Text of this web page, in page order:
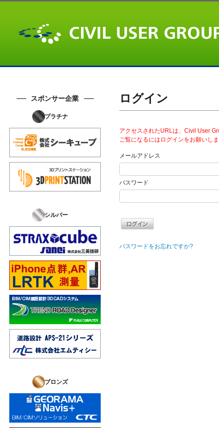
スポンサー企業
プラチナ
シルバー
ブロンズ
ログイン
アクセスされたURLは、Civil User
ご覧になるにはログインをお願いし
メールアドレス
パスワード
パスワードをお忘れですか?